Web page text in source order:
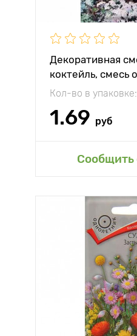
Декоративная
коктейль, смесь
Кол-во в упаковке:
1.69 руб
Сообщить